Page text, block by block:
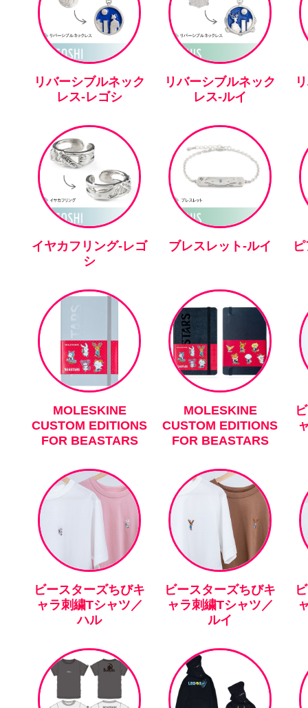
リバーシブルネック
レス-レゴシ
リバーシブルネック
レス-ルイ
イヤカフリング-レゴ
シ
ブレスレット-ルイ
MOLESKINE
CUSTOM EDITIONS
FOR BEASTARS
MOLESKINE
CUSTOM EDITIONS
FOR BEASTARS
ビースターズちびキ
ャラ刺繍Tシャツ／
ハル
ビースターズちびキ
ャラ刺繍Tシャツ／
ルイ